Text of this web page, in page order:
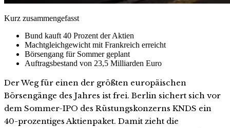
Kurz zusammengefasst
Bund kauft 40 Prozent der Aktien
Machtgleichgewicht mit Frankreich erreicht
Börsengang für Sommer geplant
Auftragsbestand von 23,5 Milliarden Euro
Der Weg für einen der größten europäischen
Börsengänge des Jahres ist frei. Berlin sichert sich vor
dem Sommer-IPO des Rüstungskonzerns KNDS ein
40-prozentiges Aktienpaket. Damit zieht die